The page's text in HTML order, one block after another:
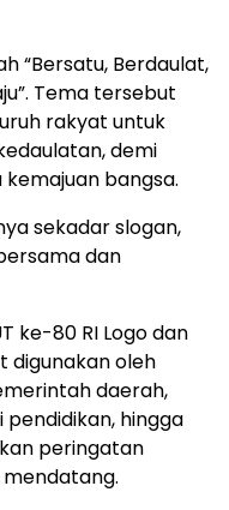
“Bersatu, Berdaulat,
Tema tersebut
rakyat untuk
demi
bangsa.
sekadar slogan,
dan
ke-80 RI Logo dan
digunakan oleh
daerah,
hingga
peringatan